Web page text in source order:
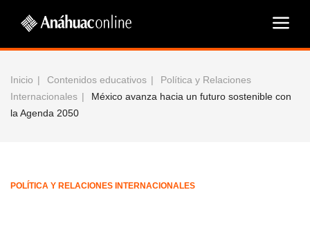
Inicio Contenidos educativos
Política y Relaciones
Internacionales
México avanza hacia un futuro sostenible con
la Agenda 2050
POLÍTICA Y RELACIONES INTERNACIONALES